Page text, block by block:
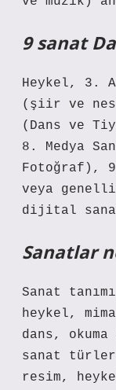
9 sanat
Heykel, 3.
(şiir ve
(Dans ve
8. Medya
Fotoğraf),
veya
dijital
Sanatlar
Sanat
heykel,
dans,
sanat
resim,